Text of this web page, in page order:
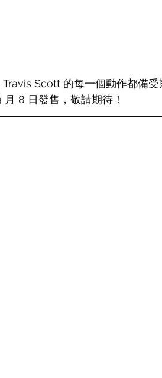
Scott 的每一個動作都備
8 日發售，敬請期待！